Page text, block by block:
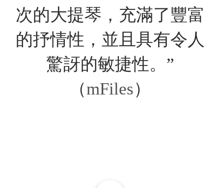
次的大提琴，充滿了豐富
的抒情性，並且具有令人
驚訝的敏捷性。”
（mFiles）